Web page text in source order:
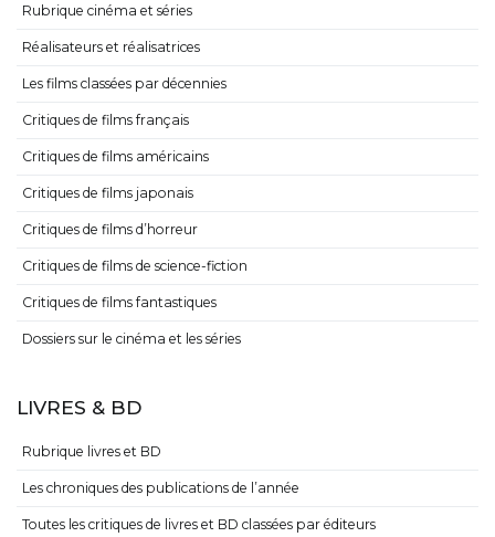
Rubrique cinéma et séries
Réalisateurs et réalisatrices
Les films classées par décennies
Critiques de films français
Critiques de films américains
Critiques de films japonais
Critiques de films d’horreur
Critiques de films de science-fiction
Critiques de films fantastiques
Dossiers sur le cinéma et les séries
LIVRES & BD
Rubrique livres et BD
Les chroniques des publications de l’année
Toutes les critiques de livres et BD classées par éditeurs